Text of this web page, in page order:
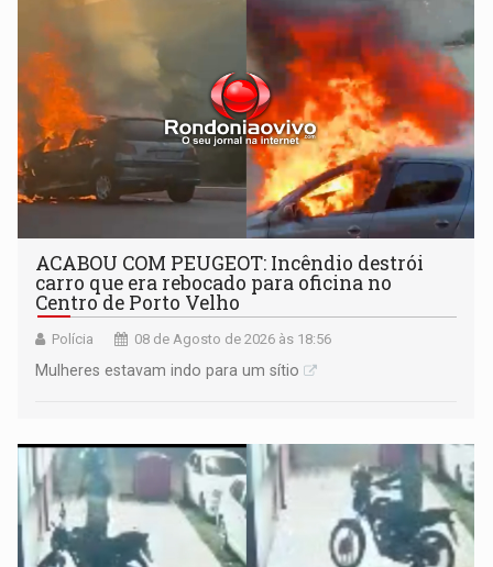
ACABOU COM PEUGEOT: Incêndio destrói
carro que era rebocado para oficina no
Centro de Porto Velho
Polícia 08 de Agosto de 2026 às 18:56
Mulheres estavam indo para um sítio